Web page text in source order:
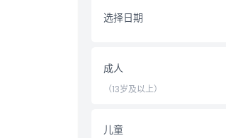
儿童成人政策
选择日期
成人
（13岁及以上）
儿童